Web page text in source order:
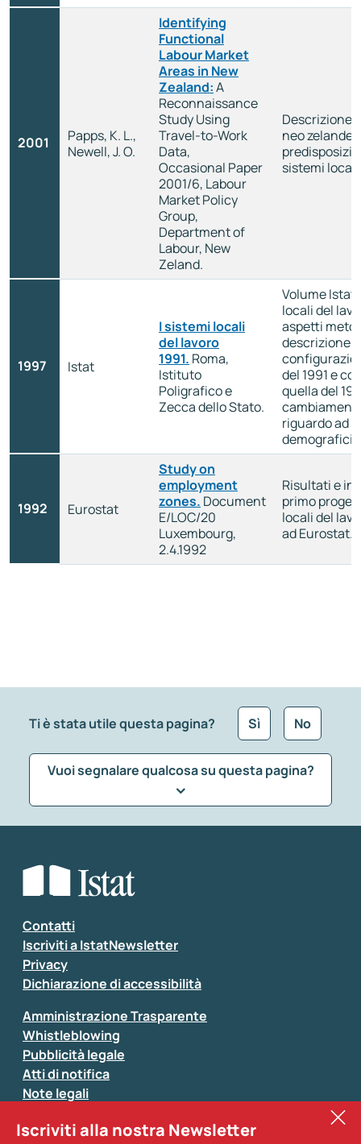
2001
Papps, K. L.,
Newell, J. O.
Identifying
Functional
Labour Market
Areas in New
Zealand:A
Reconnaissance
Study Using
Travel-to-Work
Data,
Occasional Paper
2001/6, Labour
Market Policy
Group,
Department of
Labour, New
Zeland.
Descrizione
neo
sistemi
1997 Istat
I sistemi locali
del lavoro
1991. Roma,
Istituto
Poligrafico e
Zecca dello Stato.
Volume Istat
locali del
aspetti
descrizione
del 1991 e
quella del
riguardo ad
demografici
1992 Eurostat
Study on
employment
zones. Document
E/LOC/20
Luxembourg,
2.4.1992
Risultati e
primo
locali del
ad Eurostat.
Ti è stata utile questa pagina? Sì No
Vuoi segnalare qualcosa su questa pagina?
Seleziona la tipologia della segnalazione
Inserisci il tuo commento
Contatti
Iscriviti a IstatNewsletter
Privacy
Dichiarazione di accessibilità
Amministrazione Trasparente
Whistleblowing
Pubblicità legale
Atti di notifica
Note legali
Sistan
Iscriviti alla nostra Newsletter